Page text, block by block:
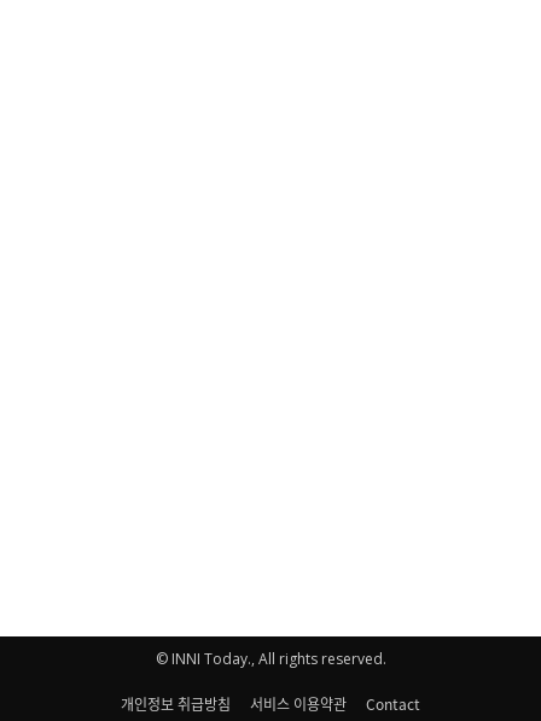
© INNI Today., All rights reserved.
개인정보 취급방침 서비스 이용약관 Contact